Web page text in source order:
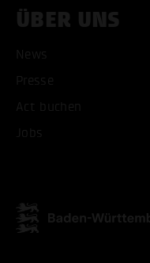
ÜBER UNS
News
Presse
Act buchen
Jobs